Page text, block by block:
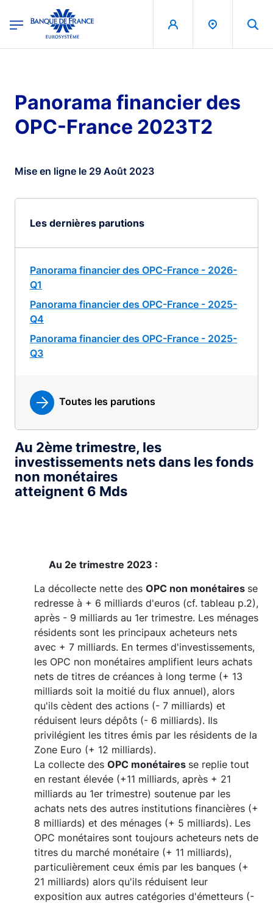
Banque de France - Menu Principal
Panorama financier des
OPC-France 2023T2
Mise en ligne le 29 Août 2023
Les dernières parutions
Panorama financier des OPC-France - 2026-
Q1
Panorama financier des OPC-France - 2025-
Q4
Panorama financier des OPC-France - 2025-
Q3
Toutes les parutions
Au 2ème trimestre, les
investissements nets dans les fonds
non monétaires
atteignent 6 Mds
Au 2e trimestre 2023 :
La décollecte nette des OPC non monétaires se
redresse à + 6 milliards d'euros (cf. tableau p.2),
après - 9 milliards au 1er trimestre. Les ménages
résidents sont les principaux acheteurs nets
avec + 7 milliards. En termes d'investissements,
les OPC non monétaires amplifient leurs achats
nets de titres de créances à long terme (+ 13
milliards soit la moitié du flux annuel), alors
qu'ils cèdent des actions (- 7 milliards) et
réduisent leurs dépôts (- 6 milliards). Ils
privilégient les titres émis par les résidents de la
Zone Euro (+ 12 milliards).
La collecte des OPC monétaires se replie tout
en restant élevée (+11 milliards, après + 21
milliards au 1er trimestre) soutenue par les
achats nets des autres institutions financières (+
8 milliards) et des ménages (+ 5 milliards). Les
OPC monétaires sont toujours acheteurs nets de
titres du marché monétaire (+ 11 milliards),
particulièrement ceux émis par les banques (+
21 milliards) alors qu'ils réduisent leur
exposition aux autres catégories d'émetteurs (-